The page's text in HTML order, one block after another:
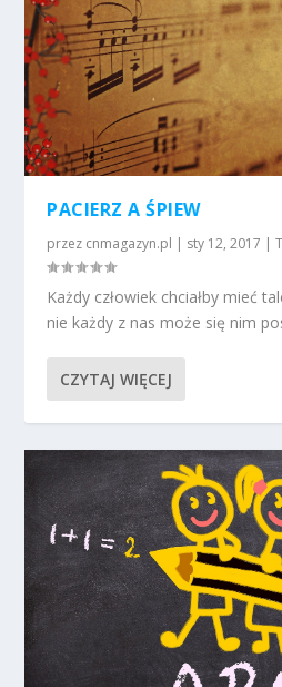
PACIERZ A ŚPIEW
przez cnmagazyn.pl | sty 12, 2017 |
Każdy człowiek chciałby mieć
nie każdy z nas może się nim
CZYTAJ WIĘCEJ